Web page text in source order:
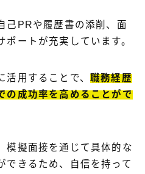
己PRや履歴書の添削、面
ートが充実しています。
活用することで、 職務経歴
の成功率を高めることがで
模擬面接を通じて具体的な
できるため、自信を持って